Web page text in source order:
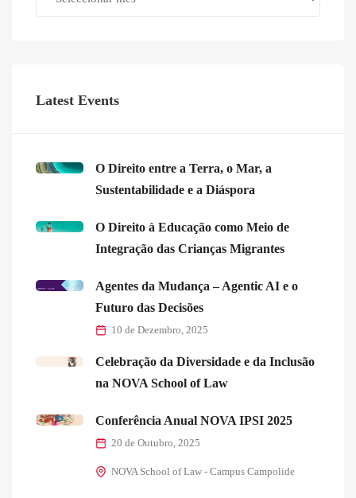
Latest Events
O Direito entre a Terra, o Mar, a
Sustentabilidade e a Diáspora
O Direito à Educação como Meio de
Integração das Crianças Migrantes
Agentes da Mudança – Agentic AI e o
Futuro das Decisões
10 de Dezembro, 2025
Celebração da Diversidade e da Inclusão
na NOVA School of Law
Conferência Anual NOVA IPSI 2025
20 de Outubro, 2025
NOVA School of Law - Campus Campolide